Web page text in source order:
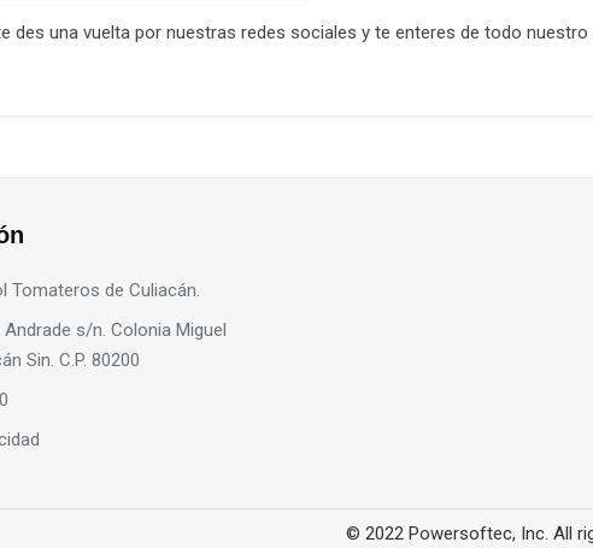
des una vuelta por nuestras redes sociales y te enteres de todo nuestro
Tomateros de Culiacán.
s/n. Colonia Miguel
Sin. C.P. 80200
© 2022 Powersoftec, Inc. All